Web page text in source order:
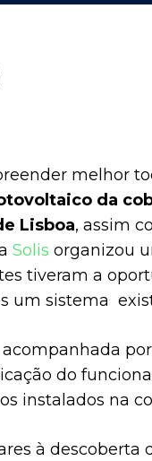
melhor
da
Lisboa, assim
Solis organizou
tiveram a
um sistema
do
instalados na
à descoberta